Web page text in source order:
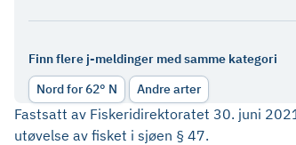
Finn flere j-meldinger med samme kategori
Nord for 62° N
Andre arter
Fastsatt av Fiskeridirektoratet 30. juni
utøvelse av fisket i sjøen § 47.